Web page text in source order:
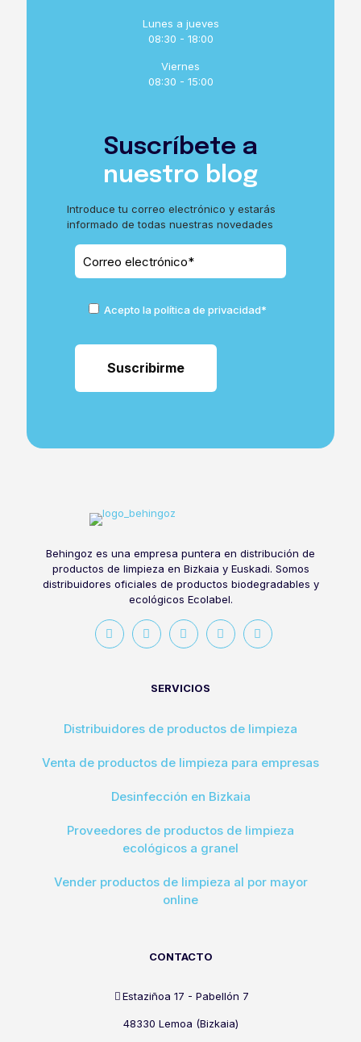
Lunes a jueves
08:30 - 18:00
Viernes
08:30 - 15:00
Suscríbete a
nuestro blog
Introduce tu correo electrónico y estarás
informado de todas nuestras novedades
Acepto la política de privacidad*
Behingoz es una empresa puntera en distribución de
productos de limpieza en Bizkaia y Euskadi. Somos
distribuidores oficiales de productos biodegradables y
ecológicos Ecolabel.
SERVICIOS
Distribuidores de productos de limpieza
Venta de productos de limpieza para empresas
Desinfección en Bizkaia
Proveedores de productos de limpieza
ecológicos a granel
Vender productos de limpieza al por mayor
online
CONTACTO
Estaziñoa 17 - Pabellón 7
48330 Lemoa (Bizkaia)